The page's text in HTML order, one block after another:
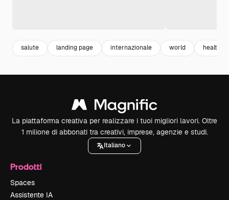
salute landing page internazionale world health
La piattaforma creativa per realizzare i tuoi migliori lavori. Oltre
1 milione di abbonati tra creativi, imprese, agenzie e studi.
Italiano
Prodotti
Spaces
Assistente IA